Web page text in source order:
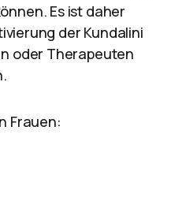
Es ist daher
der Kundalini
oder Therapeuten
Frauen: